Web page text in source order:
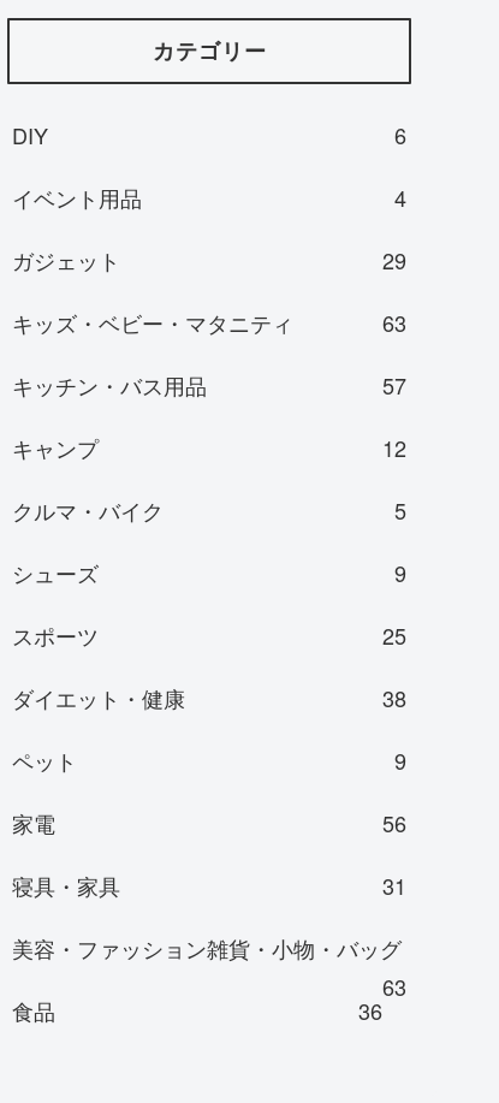
カテゴリー
DIY
6
イベント用品
4
ガジェット
29
キッズ・ベビー・マタニティ
63
キッチン・バス用品
57
キャンプ
12
クルマ・バイク
5
シューズ
9
スポーツ
25
ダイエット・健康
38
ペット
9
家電
56
寝具・家具
31
美容・ファッション雑貨・小物・バッグ
63
食品 36